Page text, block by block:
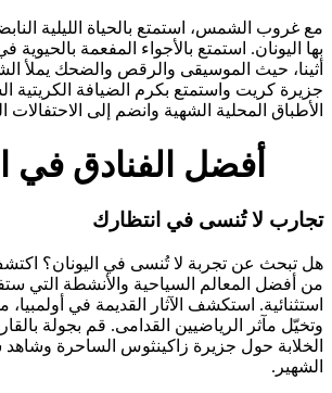
مع غروب الشمس، استمتع بالحياة الليلية
بها اليونان. استمتع بالأجواء المفعمة
أثينا، حيث الموسيقى والرقص والضحك يملأ
جزيرة كريت واستمتع بكرم الضيافة الكريتية
الأطباق المحلية الشهية وانضم إلى الاحتفالات
أفضل الفنادق في
تجارب لا تُنسى في انتظارك
هل تبحث عن تجربة لا تُنسى في اليونان؟
من أفضل المعالم السياحية والأنشطة التي
استثنائية. استكشف الآثار القديمة في أولمبيا،
وتخيّل مآثر الرياضيين القدامى. قم بجولة
الخلابة حول جزيرة زاكينثوس الساحرة
الشهير.